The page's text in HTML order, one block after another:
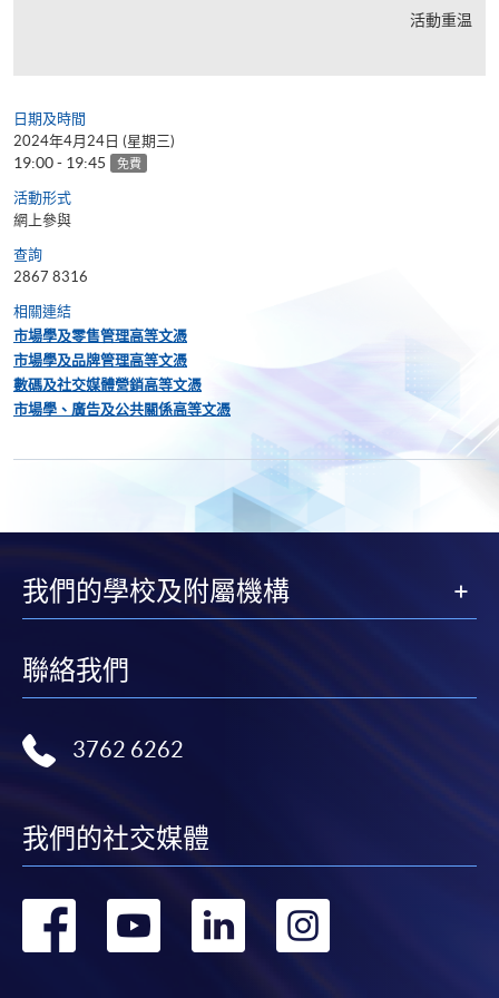
活動重温
日期及時間
2024年4月24日 (星期三)
19:00 - 19:45 免費
活動形式
網上參與
查詢
2867 8316
相關連結
市場學及零售管理高等文憑
市場學及品牌管理高等文憑
數碼及社交媒體營銷高等文憑
市場學、廣告及公共關係高等文憑
我們的學校及附屬機構
聯絡我們
3762 6262
我們的社交媒體
轉 轉 轉 轉